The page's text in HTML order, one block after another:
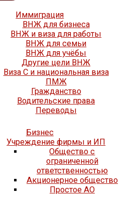
Иммиграция
ВНЖ для бизнеса
ВНЖ и виза для работы
ВНЖ для семьи
ВНЖ для учёбы
Другие цели ВНЖ
Виза C и национальная виза
ПМЖ
Гражданство
Водительские права
Переводы
Бизнес
Учреждение фирмы и ИП
Общество с
ограниченной
ответственностью
Акционерное общество
Простое АО